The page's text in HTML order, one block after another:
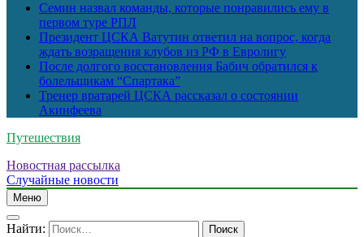
Семин назвал команды, которые понравились ему в
первом туре РПЛ
Президент ЦСКА Ватутин ответил на вопрос, когда
ждать возращения клубов из РФ в Евролигу
После долгого восстановления Бабич обратился к
болельщикам “Спартака”
Тренер вратарей ЦСКА рассказал о состоянии
Акинфеева
Путешествия
Новостная рассылка
Случайные новости
Меню
Найти: